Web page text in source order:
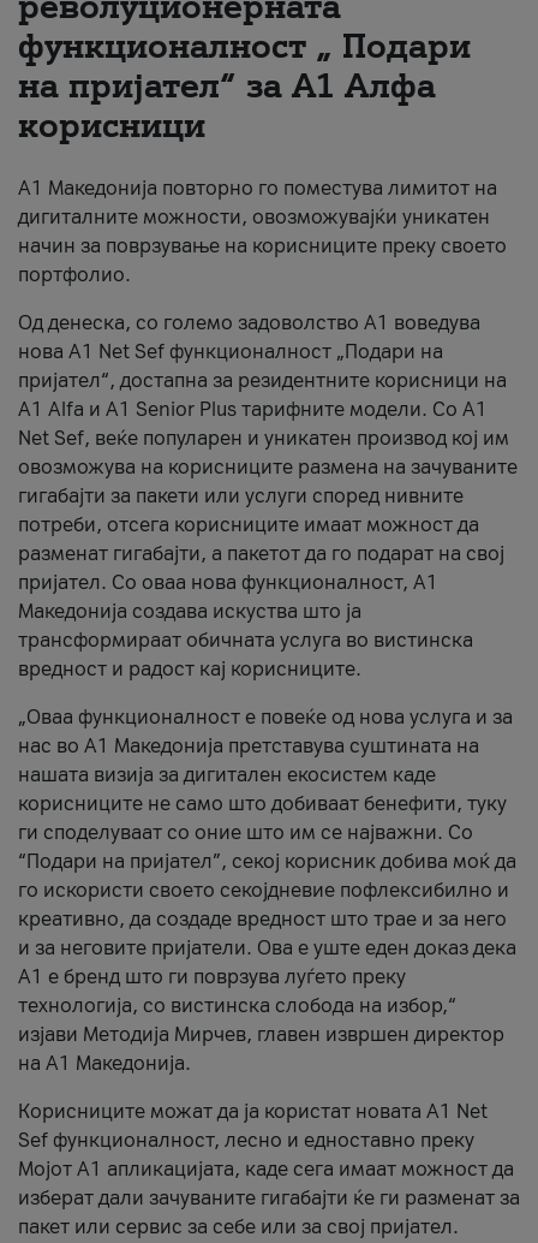
За нас
#ПодобарОнлајн
функционалност „ Подари
на пријател“ за А1 Алфа
корисници
А1 Македонија повторно го поместува лимитот на
дигиталните можности, овозможувајќи уникатен
начин за поврзување на корисниците преку своето
портфолио.
Од денеска, со големо задоволство А1 воведува
нова A1 Net Sef функционалност „Подари на
пријател“, достапна за резидентните корисници на
А1 Alfa и A1 Senior Plus тарифните модели. Со A1
Net Sef, веќе популарен и уникатен производ кој им
овозможува на корисниците размена на зачуваните
гигабајти за пакети или услуги според нивните
потреби, отсега корисниците имаат можност да
разменат гигабајти, а пакетот да го подарат на свој
пријател. Со оваа нова функционалност, А1
Македонија создава искуства што ја
трансформираат обичната услуга во вистинска
вредност и радост кај корисниците.
„Оваа функционалност е повеќе од нова услуга и за
нас во А1 Македонија претставува суштината на
нашата визија за дигитален екосистем каде
корисниците не само што добиваат бенефити, туку
ги споделуваат со оние што им се најважни. Со
“Подари на пријател”, секој корисник добива моќ да
го искористи своето секојдневие пофлексибилно и
креативно, да создаде вредност што трае и за него
и за неговите пријатели. Ова е уште еден доказ дека
А1 е бренд што ги поврзува луѓето преку
технологија, со вистинска слобода на избор,“
изјави Методија Мирчев, главен извршен директор
на А1 Македонија.
Корисниците можат да ја користат новата А1 Net
Sef функционалност, лесно и едноставно преку
Мојот А1 апликацијата, каде сега имаат можност да
изберат дали зачуваните гигабајти ќе ги разменат за
пакет или сервис за себе или за свој пријател.